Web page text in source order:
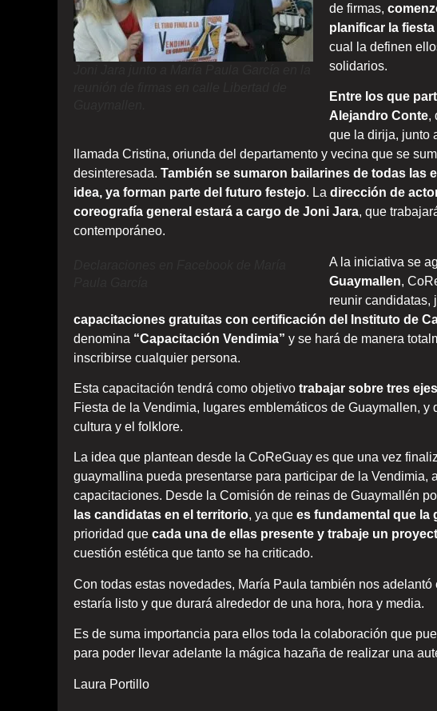
de firmas,
planificar la
cual la definen
solidarios.
Entre los que
Alejandro Conte,
que la dirija, junto
llamada Cristina, oriunda del departamento y vecina que se
desinteresada. También se sumaron bailarines de todas las
idea, ya forman parte del futuro festejo. La dirección de
coreografía general estará a cargo de Joni Jara, que
contemporáneo.
A la iniciativa se
Guaymallen,
reunir candidatas,
capacitaciones gratuitas con certificación del Instituto de
denomina “Capacitación Vendimia” y se hará de manera
inscribirse cualquier persona.
Esta capacitación tendrá como objetivo trabajar sobre tres
Fiesta de la Vendimia, lugares emblemáticos de Guaymallen,
cultura y el folklore.
La idea que plantean desde la CoReGuay es que una vez
guaymallina pueda presentarse para participar de la Vendimia,
capacitaciones. Desde la Comisión de reinas de Guaymallén
las candidatas en el territorio, ya que es fundamental que la
prioridad que cada una de ellas presente y trabaje un
cuestión estética que tanto se ha criticado.
Con todas estas novedades, María Paula también nos
estaría listo y que durará alrededor de una hora, hora y media.
Es de suma importancia para ellos toda la colaboración que
para poder llevar adelante la mágica hazaña de realizar una
Laura Portillo